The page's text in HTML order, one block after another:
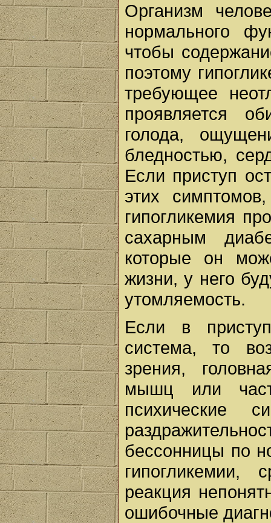
Организм
нормального
чтобы
поэтому
требующее
проявляется
голода,
бледностью,
Если приступ
этих
гипогликемия
сахарным
которые он
жизни, у него
утомляемость.
Если в
система, то
зрения,
мышц или
психические
бессонницы по
гипогликемии,
реакция
ошибочные